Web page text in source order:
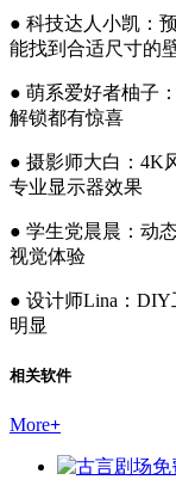
● 科技达人小凯：
能找到合适尺寸的
● 萌系爱好者柚子
解锁都有惊喜
● 摄影师大白：4K
专业显示器效果
● 学生党晨晨：动
视觉体验
● 设计师Lina：
明显
相关软件
More+